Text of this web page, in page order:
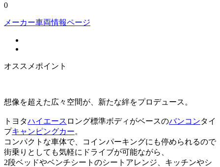
0
メーカー車両情報ページ
オススメポイント
想像を超えた広々空間が、新たな絆をプロデュース。
トヨタハイエース ロング標準ボディがベースのバンコンタイ
プキャンピングカー。
コンパクトな車体で、コインパーキングにも停められるので
街乗りとしても気軽にドライブが可能ながら、
2段ベッドやベンチシートのシートアレンジ、キッチンやシ